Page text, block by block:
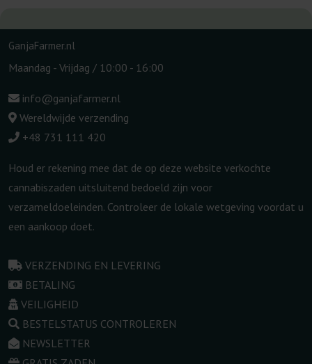
GanjaFarmer.nl
Maandag - Vrijdag / 10:00 - 16:00
info@ganjafarmer.nl
Wereldwijde verzending
+48 731 111 420
Houd er rekening mee dat de op deze website verkochte
cannabiszaden uitsluitend bedoeld zijn voor
verzameldoeleinden. Controleer de lokale wetgeving voordat u
een aankoop doet.
VERZENDING EN LEVERING
BETALING
VEILIGHEID
BESTELSTATUS CONTROLEREN
NEWSLETTER